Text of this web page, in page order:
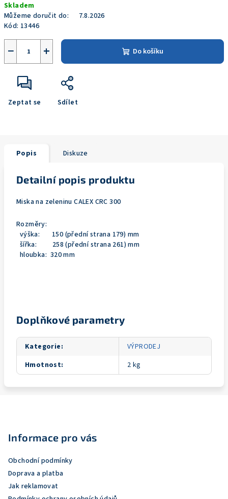
cena:
Skladem
Můžeme doručit do:
7.8.2026
Kód: 13446
+
− Do košíku
Zeptat se Sdílet
Popis Diskuze
Detailní popis produktu
Miska na zeleninu CALEX CRC 300
Rozměry:
výška: 150 (přední strana 179) mm
šířka: 258 (přední strana 261) mm
hloubka: 320 mm
Doplňkové parametry
Kategorie:
VÝPRODEJ
Hmotnost: 2 kg
Informace pro vás
Obchodní podmínky
Doprava a platba
Jak reklamovat